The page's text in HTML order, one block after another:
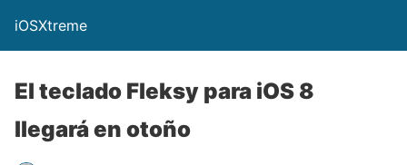
iOSXtreme
El teclado Fleksy para iOS 8
llegará en otoño